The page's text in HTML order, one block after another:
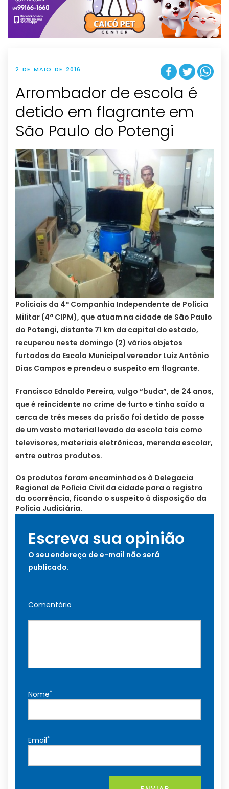
t
i
o
n
2 DE MAIO DE 2016
Arrombador de escola é
detido em flagrante em
Policiais da 4ª Companhia Independente de Polícia
Militar (4ª CIPM), que atuam na cidade de São Paulo
do Potengi, distante 71 km da capital do estado,
recuperou neste domingo (2) vários objetos
furtados da Escola Municipal vereador Luiz Antônio
Dias Campos e prendeu o suspeito em flagrante.
Francisco Ednaldo Pereira, vulgo “buda”, de 24 anos,
que é reincidente no crime de furto e tinha saído a
cerca de três meses da prisão foi detido de posse
de um vasto material levado da escola tais como
televisores, materiais eletrônicos, merenda escolar,
entre outros produtos.
Os produtos foram encaminhados à Delegacia
Regional de Polícia Civil da cidade para o registro
da ocorrência, ficando o suspeito à disposição da
Polícia Judiciária.
Escreva sua opinião
O seu endereço de e-mail não será
publicado.
Comentário
Nome*
Email*